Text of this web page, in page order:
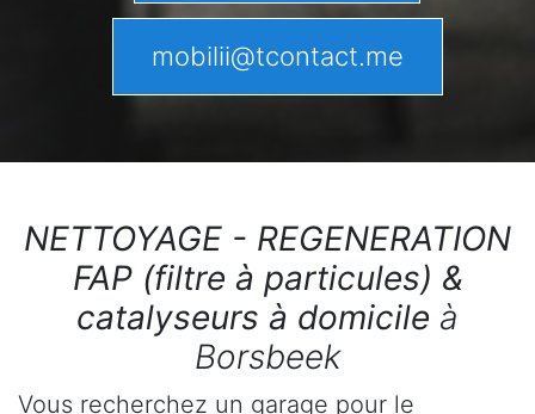
mobilii@tcontact.me
NETTOYAGE - REGENERATION
FAP (filtre à particules) &
catalyseurs à domicile à
Borsbeek
Vous recherchez un garage pour le